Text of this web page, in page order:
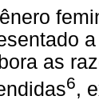
as
6,